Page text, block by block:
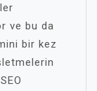
ve bu da
bir kez